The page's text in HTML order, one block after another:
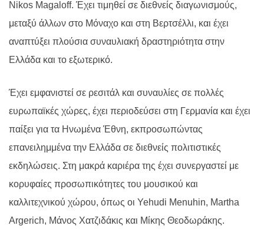
Nikos Magaloff. Έχει τιμηθεί σε διεθνείς διαγωνισμούς,
μεταξύ άλλων στο Μόναχο και στη Βερτσέλλι, και έχει
αναπτύξει πλούσια συναυλιακή δραστηριότητα στην
Ελλάδα και το εξωτερικό.
Έχει εμφανιστεί σε ρεσιτάλ και συναυλίες σε πολλές
ευρωπαϊκές χώρες, έχει περιοδεύσει στη Γερμανία και έχει
παίξει για τα Ηνωμένα Έθνη, εκπροσωπώντας
επανειλημμένα την Ελλάδα σε διεθνείς πολιτιστικές
εκδηλώσεις. Στη μακρά καριέρα της έχει συνεργαστεί με
κορυφαίες προσωπικότητες του μουσικού και
καλλιτεχνικού χώρου, όπως οι Yehudi Menuhin, Martha
Argerich, Μάνος Χατζιδάκις και Μίκης Θεοδωράκης.